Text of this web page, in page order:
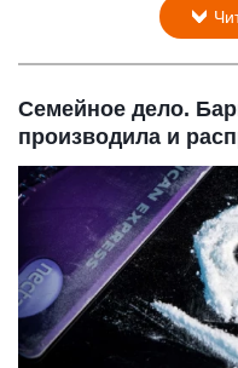
Семейное дело.
производила и